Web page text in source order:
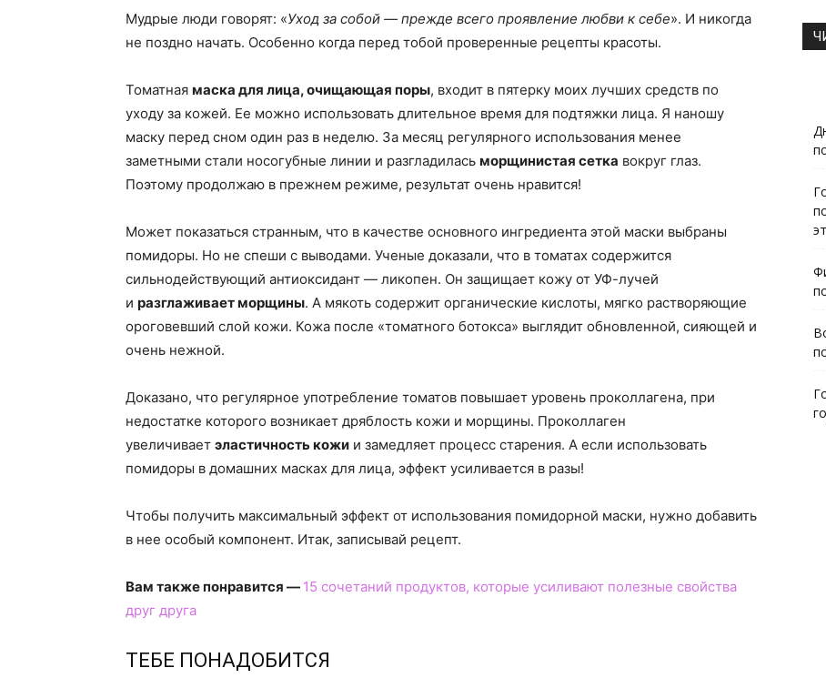
Мудрые люди говорят: «Уход за собой — прежде всего проявление любви к себе». И никогда
не поздно начать. Особенно когда перед тобой проверенные рецепты красоты.
Томатная маска для лица, очищающая поры, входит в пятерку моих лучших средств по
уходу за кожей. Ее можно использовать длительное время для подтяжки лица. Я наношу
маску перед сном один раз в неделю. За месяц регулярного использования менее
заметными стали носогубные линии и разгладилась морщинистая сетка вокруг глаз.
Поэтому продолжаю в прежнем режиме, результат очень нравится!
Может показаться странным, что в качестве основного ингредиента этой маски выбраны
помидоры. Но не спеши с выводами. Ученые доказали, что в томатах содержится
сильнодействующий антиоксидант — ликопен. Он защищает кожу от УФ-лучей
и разглаживает морщины. А мякоть содержит органические кислоты, мягко растворяющие
ороговевший слой кожи. Кожа после «томатного ботокса» выглядит обновленной, сияющей и
очень нежной.
Доказано, что регулярное употребление томатов повышает уровень проколлагена, при
недостатке которого возникает дряблость кожи и морщины. Проколлаген
увеличивает эластичность кожи и замедляет процесс старения. А если использовать
помидоры в домашних масках для лица, эффект усиливается в разы!
Чтобы получить максимальный эффект от использования помидорной маски, нужно добавить
в нее особый компонент. Итак, записывай рецепт.
Вам также понравится — 15 сочетаний продуктов, которые усиливают полезные свойства
друг друга
ТЕБЕ ПОНАДОБИТСЯ